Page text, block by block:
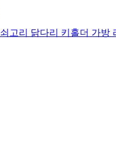
고리 닭다리 키홀더 가방